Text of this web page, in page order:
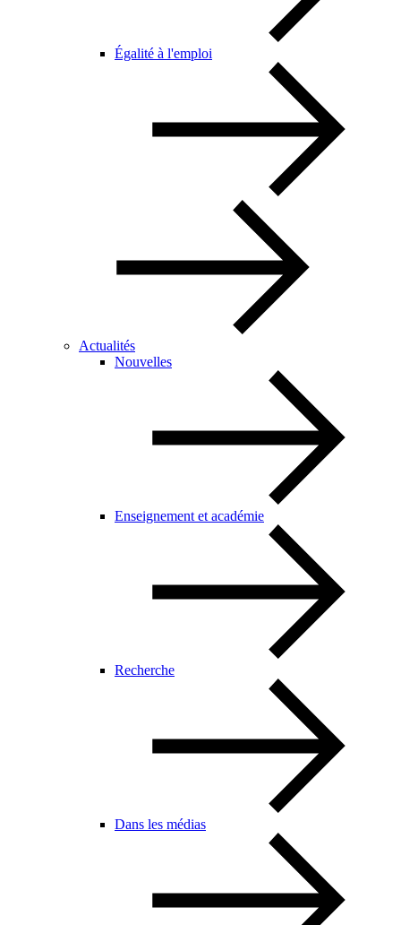
Égalité à l'emploi
Actualités
Nouvelles
Enseignement et académie
Recherche
Dans les médias